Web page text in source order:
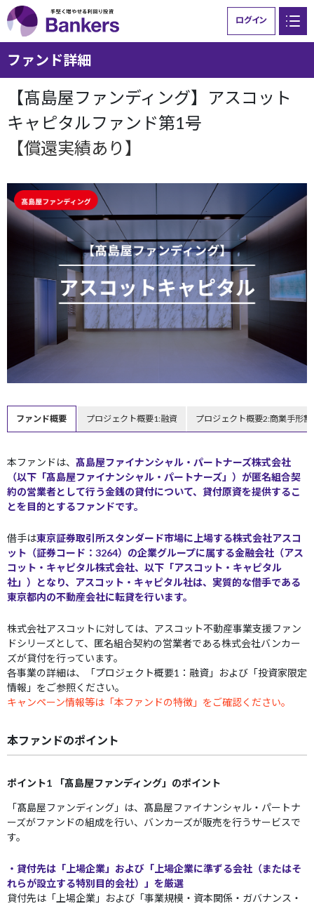
Bankersとは
ご利用ガイド ニュース
お問い合わせ
ログイン
ファンド詳細
【髙島屋ファンディング】アスコット
キャピタルファンド第1号
【償還実績あり】
ファンド概要 プロジェクト概要1:融資 プロジェクト概要2:商業手形割
本ファンドは、 髙島屋ファイナンシャル・パートナーズ株式会社
（以下「髙島屋ファイナンシャル・パートナーズ」）が匿名組合契
約の営業者として行う金銭の貸付について、貸付原資を提供するこ
とを目的とするファンドです。
借手は東京証券取引所スタンダード市場に上場する株式会社アスコ
ット（証券コード：3264）の企業グループに属する金融会社（アス
コット・キャピタル株式会社、以下「アスコット・キャピタル
社」）となり、アスコット・キャピタル社は、実質的な借手である
東京都内の不動産会社に転貸を行います。
株式会社アスコットに対しては、アスコット不動産事業支援ファン
ドシリーズとして、匿名組合契約の営業者である株式会社バンカー
ズが貸付を行っています。
各事業の詳細は、「プロジェクト概要1：融資」および「投資家限定
情報」をご参照ください。
キャンペーン情報等は「本ファンドの特徴」をご確認ください。
本ファンドのポイント
ポイント1 「髙島屋ファンディング」のポイント
「髙島屋ファンディング」は、髙島屋ファイナンシャル・パートナ
ーズがファンドの組成を行い、バンカーズが販売を行うサービスで
す。
・貸付先は「上場企業」および「上場企業に準ずる会社（またはそ
れらが設立する特別目的会社）」を厳選
貸付先は「上場企業」および「事業規模・資本関係・ガバナンス・